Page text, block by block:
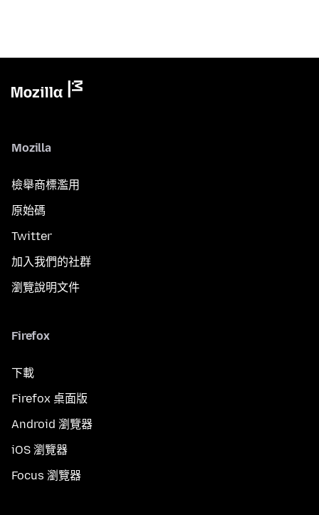
Mozilla
檢舉商標濫用
原始碼
Twitter
加入我們的社群
瀏覽說明文件
Firefox
下載
Firefox 桌面版
Android 瀏覽器
iOS 瀏覽器
Focus 瀏覽器